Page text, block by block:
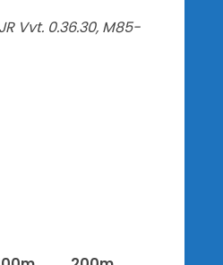
Vvt. 0.36.30, M85-